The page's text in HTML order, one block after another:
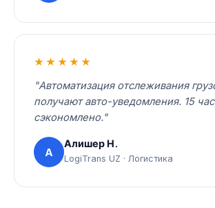
★★★★★
"Автоматизация отслеживания
получают авто-уведомления. 15
сэкономлено."
А
Алишер Н.
LogiTrans UZ · Логистика